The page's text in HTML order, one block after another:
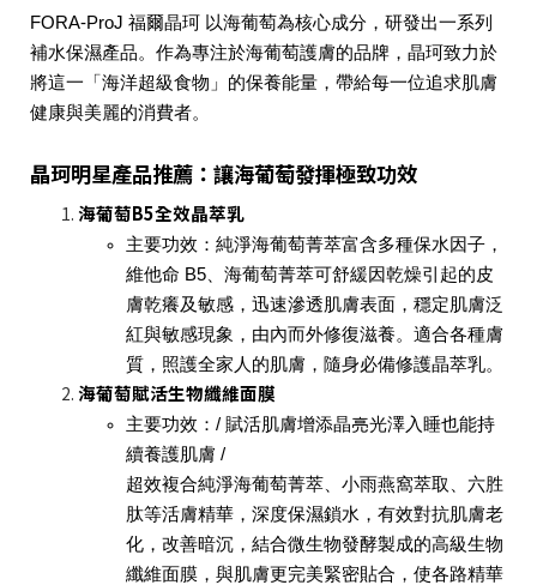
FORA-ProJ 福爾晶珂 以海葡萄為核心成分，研發出一系列
補水保濕產品。作為專注於海葡萄護膚的品牌，晶珂致力於
將這一「海洋超級食物」的保養能量，帶給每一位追求肌膚
健康與美麗的消費者。
晶珂明星產品推薦：讓海葡萄發揮極致功效
海葡萄B5全效晶萃乳
主要功效 ：純淨海葡萄菁萃富含多種保水因子，
維他命 B5、海葡萄菁萃可舒緩因乾燥引起的皮
膚乾癢及敏感，迅速滲透肌膚表面，穩定肌膚泛
紅與敏感現象，由內而外修復滋養。適合各種膚
質，照護全家人的肌膚，隨身必備修護晶萃乳。
海葡萄賦活生物纖維面膜
主要功效 ：/ 賦活肌膚增添晶亮光澤入睡也能持
續養護肌膚 /
超效複合純淨海葡萄菁萃、小雨燕窩萃取、六胜
肽等活膚精華，深度保濕鎖水，有效對抗肌膚老
化，改善暗沉，結合微生物發酵製成的高級生物
纖維面膜，與肌膚更完美緊密貼合，使各路精華